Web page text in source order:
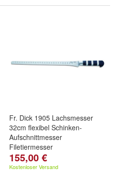
Fr. Dick 1905 Lachsmesser
32cm flexibel Schinken-
Aufschnittmesser
Filetiermesser
155,00 €
Kostenloser Versand